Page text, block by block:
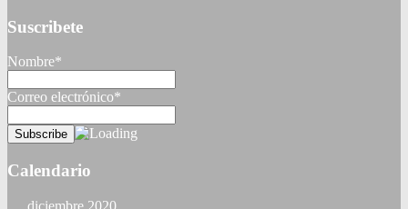
Suscribete
Nombre*
Correo electrónico*
Calendario
diciembre 2020